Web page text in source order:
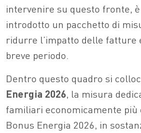
intervenire su questo fronte,
introdotto un pacchetto di
ridurre l’impatto delle fatture
breve periodo.
Dentro questo quadro si
Energia 2026, la misura
familiari economicamente più
Bonus Energia 2026, in